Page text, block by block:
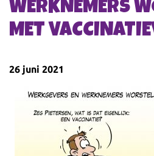
WERKNEMERS
MET
26 juni 2021